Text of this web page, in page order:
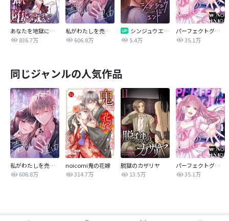
あなたを地獄に堕とすまで
836.7万
私がわたしを売る理由
606.8万
シンジュウエンド【タテヨミ】
5.4万
パーフェクトグリッター
35.1万
同じジャンルの人気作品
私がわたしを売る理由
606.8万
noicomi鬼の花嫁
314.7万
脱獄のカザリヤ
13.5万
パーフェクトグリッター
35.1万